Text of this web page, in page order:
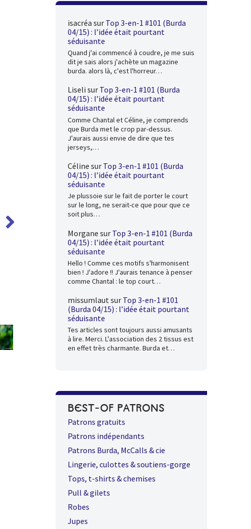
isacréa sur Top 3-en-1 #101 (Burda
04/15) : l’idée était pourtant
séduisante
Quand j'ai commencé à coudre, je me suis
dit je sais alors j'achète un magazine
burda. alors là, c'est l'horreur…
Liseli sur Top 3-en-1 #101 (Burda
04/15) : l’idée était pourtant
séduisante
Comme Chantal et Céline, je comprends
que Burda met le crop par-dessus.
J'aurais aussi envie de dire que tes
jerseys,…
Céline sur Top 3-en-1 #101 (Burda
04/15) : l’idée était pourtant
séduisante
Je plussoie sur le fait de porter le court
sur le long, ne serait-ce que pour que ce
soit plus…
Morgane sur Top 3-en-1 #101 (Burda
04/15) : l’idée était pourtant
séduisante
Hello ! Comme ces motifs s'harmonisent
bien ! J'adore !! J'aurais tenance à penser
comme Chantal : le top court…
missumlautsur Top 3-en-1 #101
(Burda 04/15) : l’idée était pourtant
séduisante
Tes articles sont toujours aussi amusants
à lire. Merci. L'association des 2 tissus est
en effet très charmante. Burda et…
BEST-OF PATRONS
Patrons gratuits
Patrons indépendants
Patrons Burda, McCalls & cie
Lingerie, culottes & soutiens-gorge
Tops, t-shirts & chemises
Pull & gilets
Robes
Jupes